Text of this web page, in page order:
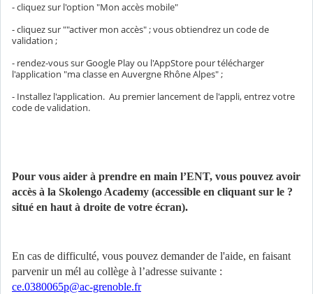
- cliquez sur l'option "Mon accès mobile"
- cliquez sur ""activer mon accès" ; vous obtiendrez un code de
validation ;
- rendez-vous sur Google Play ou l'AppStore pour télécharger
l'application "ma classe en Auvergne Rhône Alpes" ;
- Installez l'application. Au premier lancement de l'appli, entrez votre
code de validation.
Pour vous aider à prendre en main l’ENT, vous pouvez avoir
accès à la Skolengo Academy (accessible en cliquant sur le ?
situé en haut à droite de votre écran).
En cas de difficulté, vous pouvez demander de l'aide, en faisant
parvenir un mél au collège à l’adresse suivante :
ce.0380065p@ac-grenoble.fr